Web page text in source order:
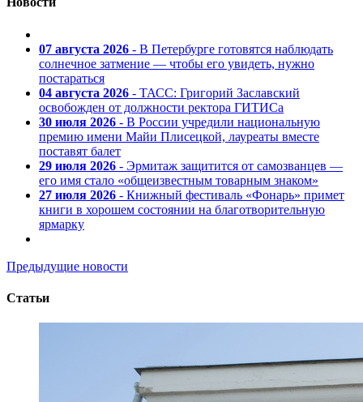
07 августа 2026 - В Петербурге готовятся наблюдать
солнечное затмение — чтобы его увидеть, нужно
постараться
04 августа 2026 - ТАСС: Григорий Заславский
освобожден от должности ректора ГИТИСа
30 июля 2026 - В России учредили национальную
премию имени Майи Плисецкой, лауреаты вместе
поставят балет
29 июля 2026 - Эрмитаж защитится от самозванцев —
его имя стало «общеизвестным товарным знаком»
27 июля 2026 - Книжный фестиваль «Фонарь» примет
книги в хорошем состоянии на благотворительную
ярмарку
Предыдущие новости
Статьи